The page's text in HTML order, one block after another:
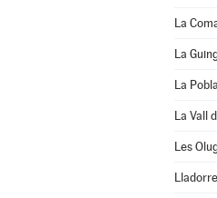
La
La
La
La Vall
Les
Lladorre